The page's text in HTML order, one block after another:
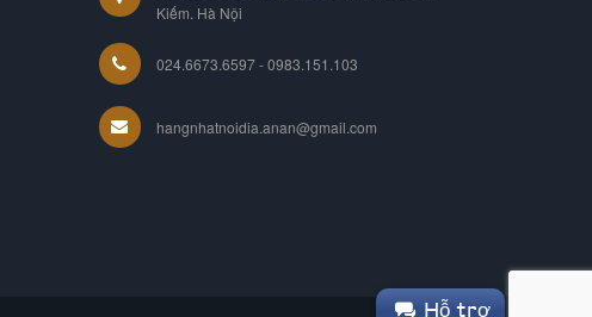
Kiếm. Hà Nội
024.6673.6597 - 0983.151.103
hangnhatnoidia.anan@gmail.com
Hỗ trợ